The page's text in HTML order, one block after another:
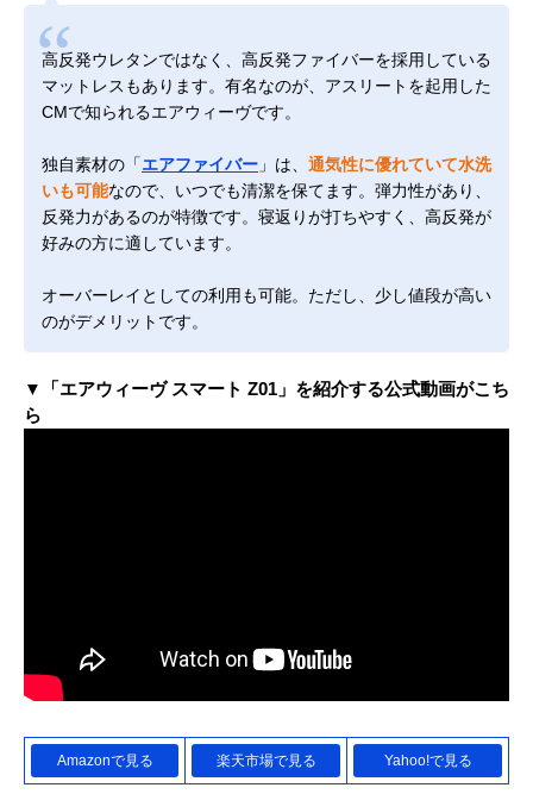
高反発ウレタンではなく、高反発ファイバーを採用している
マットレスもあります。有名なのが、アスリートを起用した
CMで知られるエアウィーヴです。
独自素材の「エアファイバー 」は、 通気性に優れていて水洗
いも可能なので、いつでも清潔を保てます。弾力性があり、
反発力があるのが特徴です。寝返りが打ちやすく、高反発が
好みの方に適しています。
オーバーレイとしての利用も可能。ただし、少し値段が高い
のがデメリットです。
▼「エアウィーヴ スマート Z01」を紹介する公式動画がこち
ら
Amazonで見る 楽天市場で見る Yahoo!で見る